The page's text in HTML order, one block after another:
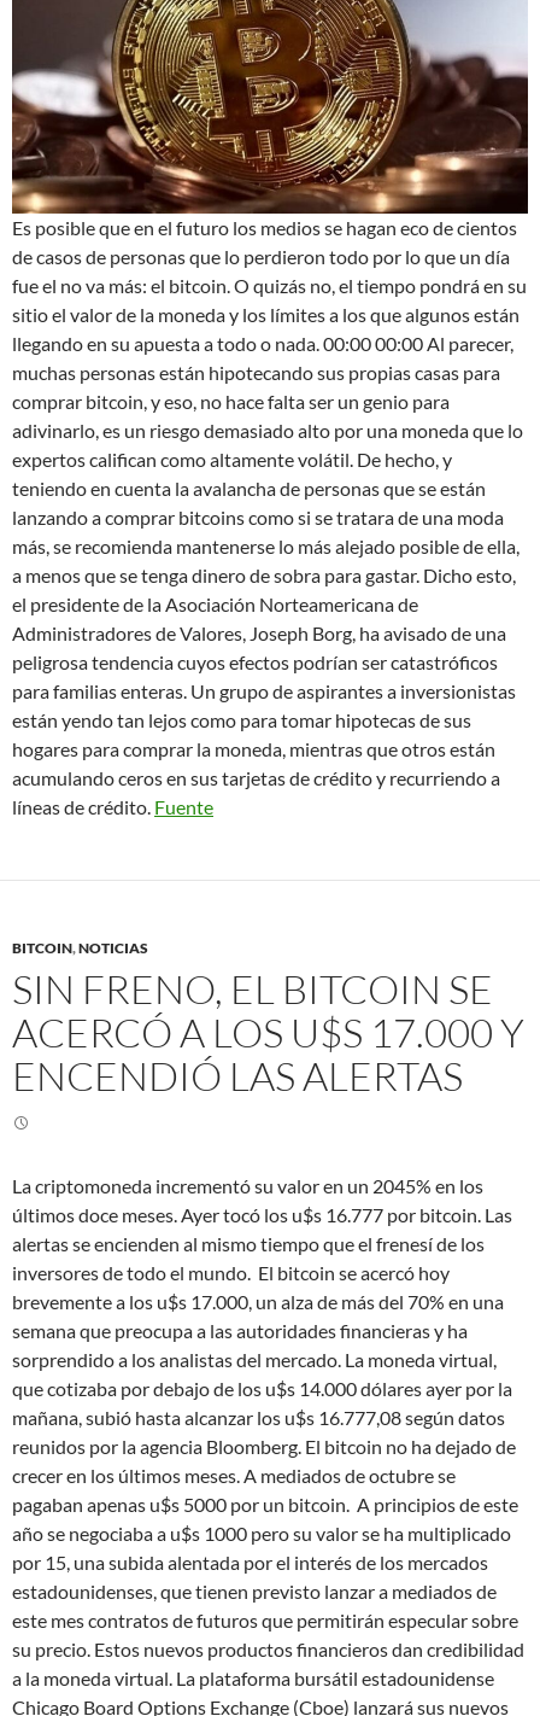
Es posible que en el futuro los medios se hagan eco de cientos
de casos de personas que lo perdieron todo por lo que un día
fue el no va más: el bitcoin. O quizás no, el tiempo pondrá en su
sitio el valor de la moneda y los límites a los que algunos están
llegando en su apuesta a todo o nada. 00:00 00:00 Al parecer,
muchas personas están hipotecando sus propias casas para
comprar bitcoin, y eso, no hace falta ser un genio para
adivinarlo, es un riesgo demasiado alto por una moneda que lo
expertos califican como altamente volátil. De hecho, y
teniendo en cuenta la avalancha de personas que se están
lanzando a comprar bitcoins como si se tratara de una moda
más, se recomienda mantenerse lo más alejado posible de ella,
a menos que se tenga dinero de sobra para gastar. Dicho esto,
el presidente de la Asociación Norteamericana de
Administradores de Valores, Joseph Borg, ha avisado de una
peligrosa tendencia cuyos efectos podrían ser catastróficos
para familias enteras. Un grupo de aspirantes a inversionistas
están yendo tan lejos como para tomar hipotecas de sus
hogares para comprar la moneda, mientras que otros están
acumulando ceros en sus tarjetas de crédito y recurriendo a
líneas de crédito. Fuente
BITCOIN,NOTICIAS
SIN FRENO, EL BITCOIN SE
ACERCÓ A LOS U$S 17.000 Y
ENCENDIÓ LAS ALERTAS
La criptomoneda incrementó su valor en un 2045% en los
últimos doce meses. Ayer tocó los u$s 16.777 por bitcoin. Las
alertas se encienden al mismo tiempo que el frenesí de los
inversores de todo el mundo. El bitcoin se acercó hoy
brevemente a los u$s 17.000, un alza de más del 70% en una
semana que preocupa a las autoridades financieras y ha
sorprendido a los analistas del mercado. La moneda virtual,
que cotizaba por debajo de los u$s 14.000 dólares ayer por la
mañana, subió hasta alcanzar los u$s 16.777,08 según datos
reunidos por la agencia Bloomberg. El bitcoin no ha dejado de
crecer en los últimos meses. A mediados de octubre se
pagaban apenas u$s 5000 por un bitcoin. A principios de este
año se negociaba a u$s 1000 pero su valor se ha multiplicado
por 15, una subida alentada por el interés de los mercados
estadounidenses, que tienen previsto lanzar a mediados de
este mes contratos de futuros que permitirán especular sobre
su precio. Estos nuevos productos financieros dan credibilidad
a la moneda virtual. La plataforma bursátil estadounidense
Chicago Board Options Exchange (Cboe) lanzará sus nuevos